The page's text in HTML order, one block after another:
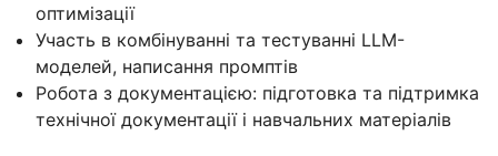
оптимізації
Участь в комбінуванні та тестуванні LLM-
моделей, написання промптів
Робота з документацією: підготовка та підтримка
технічної документації і навчальних матеріалів